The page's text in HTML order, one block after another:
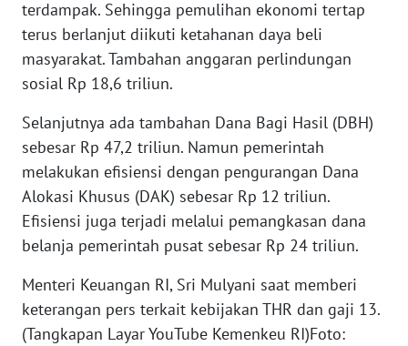
terdampak. Sehingga pemulihan ekonomi tertap
terus berlanjut diikuti ketahanan daya beli
masyarakat. Tambahan anggaran perlindungan
sosial Rp 18,6 triliun.
Selanjutnya ada tambahan Dana Bagi Hasil (DBH)
sebesar Rp 47,2 triliun. Namun pemerintah
melakukan efisiensi dengan pengurangan Dana
Alokasi Khusus (DAK) sebesar Rp 12 triliun.
Efisiensi juga terjadi melalui pemangkasan dana
belanja pemerintah pusat sebesar Rp 24 triliun.
Menteri Keuangan RI, Sri Mulyani saat memberi
keterangan pers terkait kebijakan THR dan gaji 13.
(Tangkapan Layar YouTube Kemenkeu RI)Foto:
WN
SULTENG
SULBAR
WN
BABEL
WN
SUMBAR
WN
SUMSEL